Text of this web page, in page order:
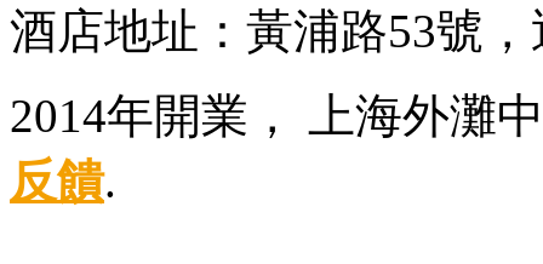
酒店地址：黃浦路53號
2014年開業， 上海外
反饋.